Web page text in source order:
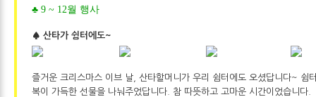
♣ 9 ~ 12월 행사
♠ 산타가 쉼터에도~
즐거운 크리스마스 이브 날, 산타할머니가 우리 쉼터에도 오셨답니다~ 쉼
복이 가득한 선물을 나눠주었답니다. 참 따뜻하고 고마운 시간이었습니다.